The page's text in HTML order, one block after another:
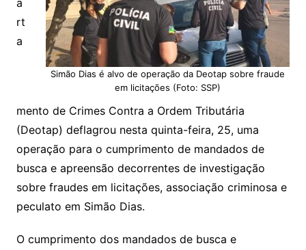
Simão Dias é alvo de operação da Deotap sobre fraude
em licitações (Foto: SSP)
rt
a
mento de Crimes Contra a Ordem Tributária
(Deotap) deflagrou nesta quinta-feira, 25, uma
operação para o cumprimento de mandados de
busca e apreensão decorrentes de investigação
sobre fraudes em licitações, associação criminosa e
peculato em Simão Dias.
O cumprimento dos mandados de busca e